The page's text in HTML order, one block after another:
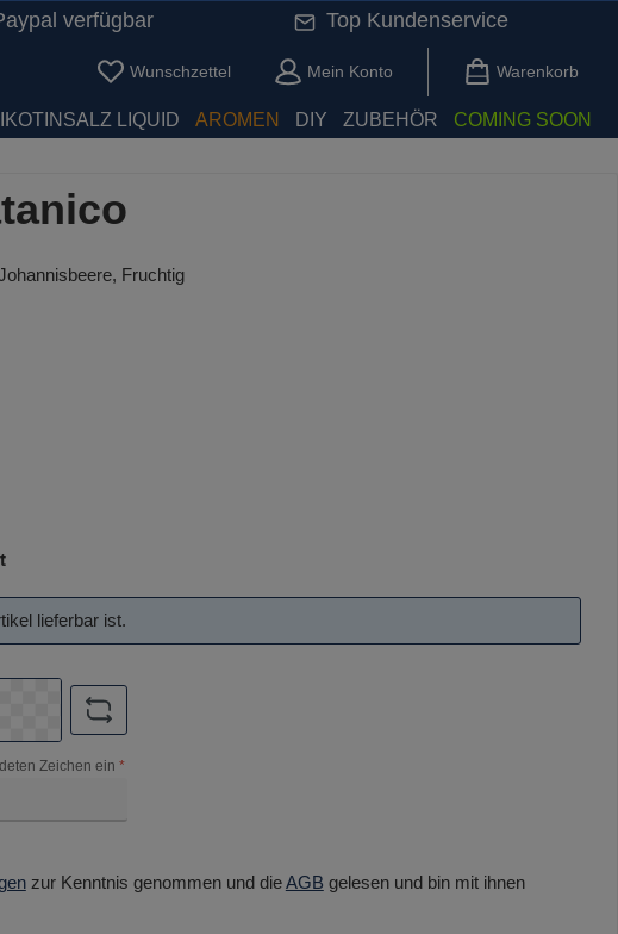
verfügbar Top Kundenservice
Wunschzettel Du hast 0 Produkte auf dem Merkzettel
Mein Konto Warenkorb
LIQUID AROMEN DIY ZUBEHÖR COMING SOON
Fruchtig
lieferbar ist.
Zeichen ein *
zur Kenntnis genommen und dieAGB gelesen und bin mit ihnen